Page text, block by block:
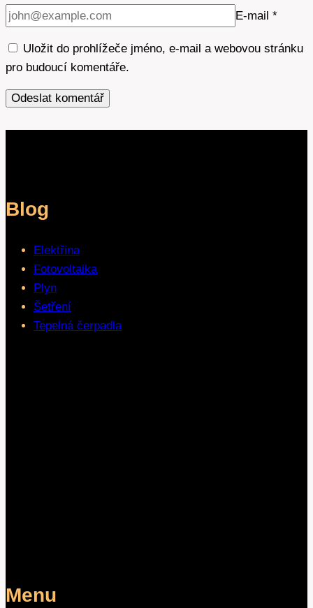
E-mail *
Uložit do prohlížeče jméno, e-mail a webovou stránku
pro budoucí komentáře.
Blog
Elektřina
Fotovoltaika
Plyn
Šetření
Tepelná čerpadla
Menu